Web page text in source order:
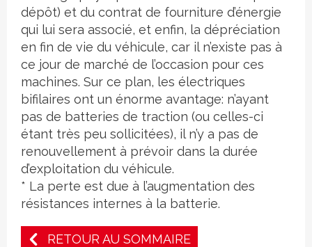
dépôt) et du contrat de fourniture d’énergie
qui lui sera associé, et enfin, la dépréciation
en fin de vie du véhicule, car il n’existe pas à
ce jour de marché de l’occasion pour ces
machines. Sur ce plan, les électriques
bifilaires ont un énorme avantage: n’ayant
pas de batteries de traction (ou celles-ci
étant très peu sollicitées), il n’y a pas de
renouvellement à prévoir dans la durée
d’exploitation du véhicule.
* La perte est due à l’augmentation des
résistances internes à la batterie.
RETOUR AU SOMMAIRE